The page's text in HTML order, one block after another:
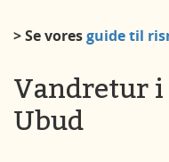
> Se voresguide til
Vandretur
Ubud